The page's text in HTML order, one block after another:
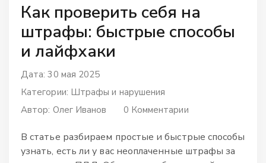
Как проверить себя на
штрафы: быстрые способы
и лайфхаки
Дата: 30 мая 2025
Категории: Штрафы и нарушения
Автор: Олег Иванов 0 Комментарии
В статье разбираем простые и быстрые способы
узнать, есть ли у вас неоплаченные штрафы за